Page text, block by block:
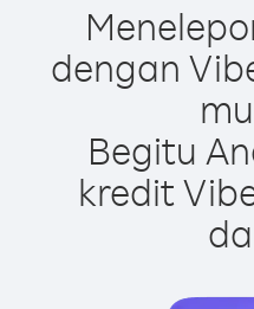
dengan
Begitu
kredit